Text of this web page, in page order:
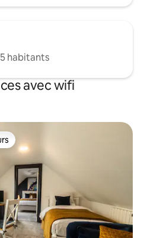
habitants
avec wifi
plus appréciés